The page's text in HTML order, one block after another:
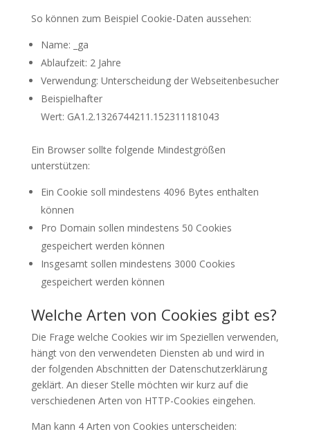
So können zum Beispiel Cookie-Daten aussehen:
Name: _ga
Ablaufzeit: 2 Jahre
Verwendung: Unterscheidung der Webseitenbesucher
Beispielhafter
Wert: GA1.2.1326744211.152311181043
Ein Browser sollte folgende Mindestgrößen
unterstützen:
Ein Cookie soll mindestens 4096 Bytes enthalten
können
Pro Domain sollen mindestens 50 Cookies
gespeichert werden können
Insgesamt sollen mindestens 3000 Cookies
gespeichert werden können
Welche Arten von Cookies gibt es?
Die Frage welche Cookies wir im Speziellen verwenden,
hängt von den verwendeten Diensten ab und wird in
der folgenden Abschnitten der Datenschutzerklärung
geklärt. An dieser Stelle möchten wir kurz auf die
verschiedenen Arten von HTTP-Cookies eingehen.
Man kann 4 Arten von Cookies unterscheiden: